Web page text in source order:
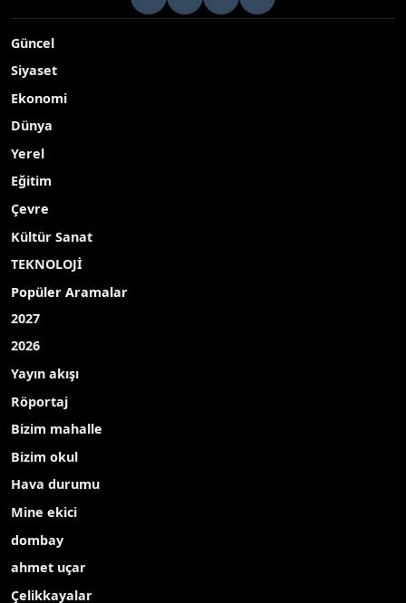
Güncel
Siyaset
Ekonomi
Dünya
Yerel
Eğitim
Çevre
Kültür Sanat
TEKNOLOJİ
Popüler Aramalar
2027
2026
Yayın akışı
Röportaj
Bizim mahalle
Bizim okul
Hava durumu
Mine ekici
dombay
ahmet uçar
Çelikkayalar